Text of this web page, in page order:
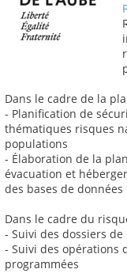
Dans le cadre de la
- Planification de
thématiques risques
populations
- Élaboration de la
évacuation et
des bases de
Dans le cadre du
- Suivi des dossiers
- Suivi des opérations
programmées